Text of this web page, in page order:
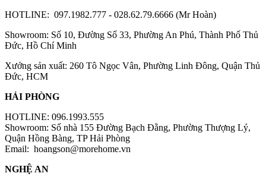
HOTLINE: 097.1982.777 - 028.62.79.6666 (Mr Hoàn)
Showroom: Số 10, Đường Số 33, Phường An Phú, Thành Phố Thủ
Đức, Hồ Chí Minh
Xưởng sản xuất: 260 Tô Ngọc Vân, Phường Linh Đông, Quận Thủ
Đức, HCM
HẢI PHÒNG
HOTLINE: 096.1993.555
Showroom: Số nhà 155 Đường Bạch Đằng, Phường Thượng Lý,
Quận Hồng Bàng, TP Hải Phòng
Email: hoangson@morehome.vn
NGHỆ AN